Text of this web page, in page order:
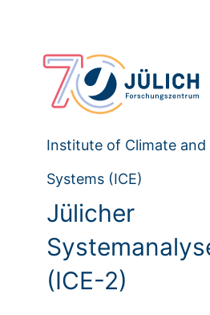
Institute of Climate and
Systems (ICE)
Jülicher
(ICE-2)